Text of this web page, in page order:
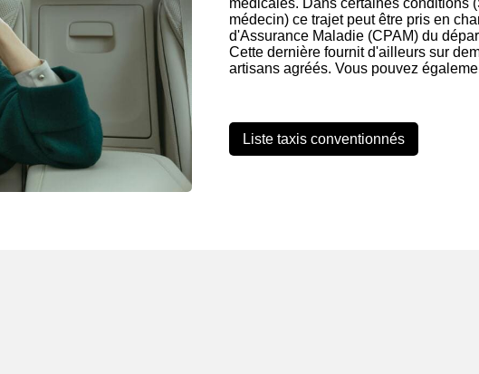
médicales. Dans certaines conditions
médecin) ce trajet peut être pris en
d'Assurance Maladie (CPAM) du
Cette dernière fournit d'ailleurs sur
artisans agréés. Vous pouvez
Liste taxis conventionnés